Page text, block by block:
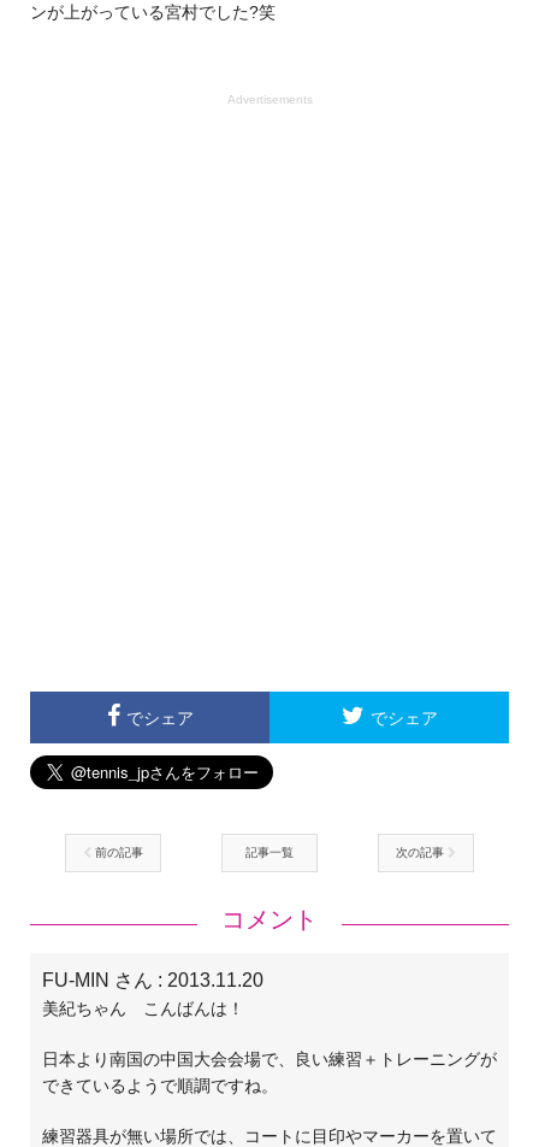
ンが上がっている宮村でした?笑
Advertisements
でシェア でシェア
前の記事 記事一覧 次の記事
コメント
FU-MIN さん : 2013.11.20
美紀ちゃん こんばんは！
日本より南国の中国大会会場で、良い練習＋トレーニングが
できているようで順調ですね。
練習器具が無い場所では、コートに目印やマーカーを置いて